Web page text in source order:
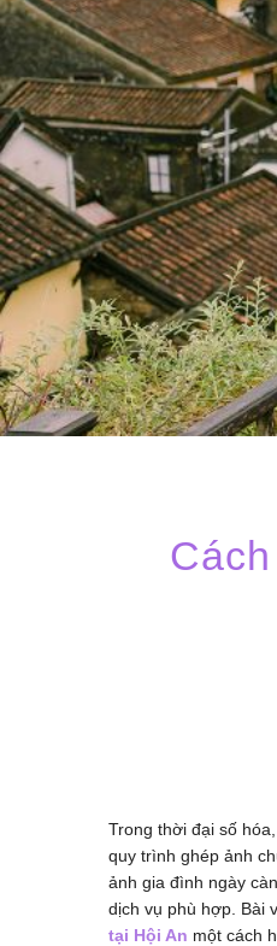
Trong thời đại số
quy trình ghép ảnh
ảnh gia đình ngày
dịch vụ phù hợp. Bài
tại Hội An một cách